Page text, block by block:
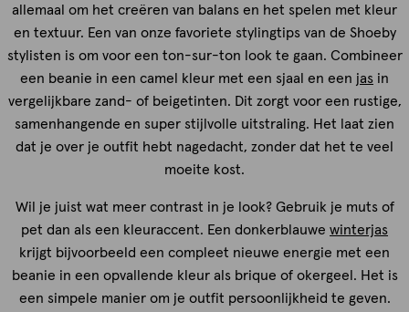
allemaal om het creëren van balans en het spelen met kleur
en textuur. Een van onze favoriete stylingtips van de Shoeby
stylisten is om voor een ton-sur-ton look te gaan. Combineer
een beanie in een camel kleur met een sjaal en een jas in
vergelijkbare zand- of beigetinten. Dit zorgt voor een rustige,
samenhangende en super stijlvolle uitstraling. Het laat zien
dat je over je outfit hebt nagedacht, zonder dat het te veel
moeite kost.
Wil je juist wat meer contrast in je look? Gebruik je muts of
pet dan als een kleuraccent. Een donkerblauwe winterjas
krijgt bijvoorbeeld een compleet nieuwe energie met een
beanie in een opvallende kleur als brique of okergeel. Het is
een simpele manier om je outfit persoonlijkheid te geven.